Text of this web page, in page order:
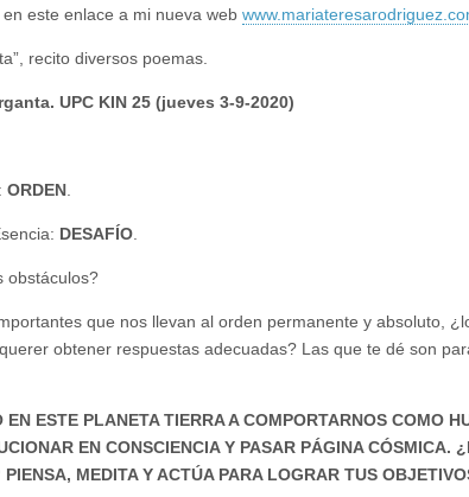
en este enlace a mi nueva web
recito diversos poemas.
UPC KIN 25 (jueves 3-9-2020)
ORDEN
DESAFÍO
obstáculos?
que nos llevan al orden permanente y absoluto,
obtener respuestas adecuadas? Las que te dé son
ESTE PLANETA TIERRA A COMPORTARNOS COMO
EN CONSCIENCIA Y PASAR PÁGINA CÓSMICA.
MEDITA Y ACTÚA PARA LOGRAR TUS